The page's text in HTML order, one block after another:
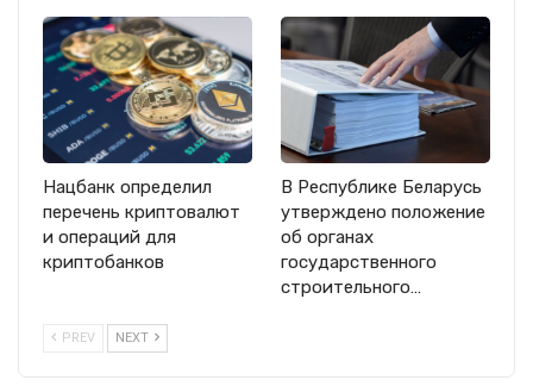
Нацбанк определил
перечень криптовалют
и операций для
криптобанков
В Республике Беларусь
утверждено положение
об органах
государственного
строительного…
PREV NEXT